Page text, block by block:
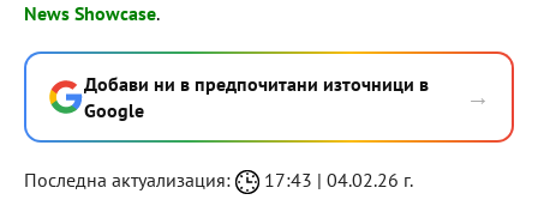
News Showcase.
Добави ни в предпочитани източници в
Google
→
Последна актуализация: 17:43 | 04.02.26 г.